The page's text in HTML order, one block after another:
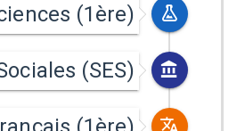
(1ère)
(SES)